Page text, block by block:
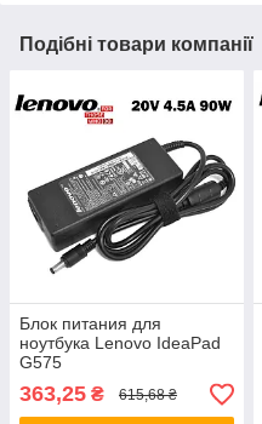
Подібні товари компанії
Блок питания для
ноутбука Lenovo IdeaPad
G575
363,25 ₴ 615,68 ₴